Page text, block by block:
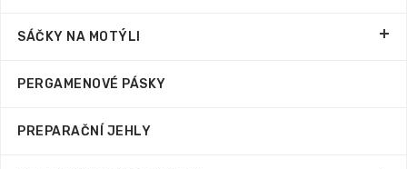
SÁČKY NA MOTÝLI
PERGAMENOVÉ PÁSKY
PREPARAČNÍ JEHLY